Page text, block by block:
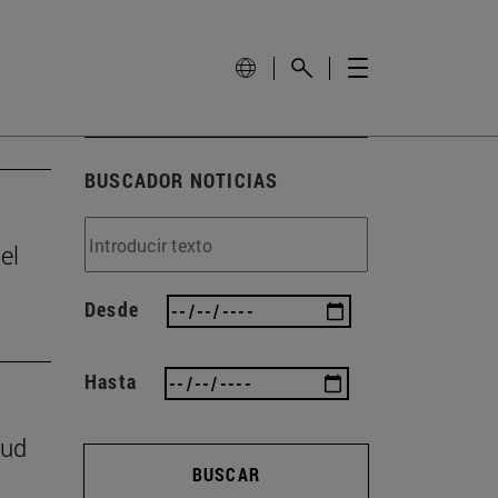
BUSCADOR NOTICIAS
Desde
Hasta
BUSCAR